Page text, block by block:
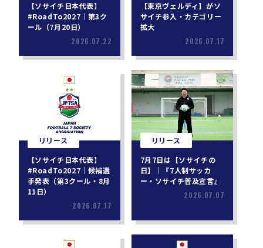
【ソサイチ日本代表】
#RoadTo2027｜第3ク
ール（7月20日）
2026.07.22
【東京ヴェルディ】がソ
サイチ参入・カテゴリー
拡大
2026.07.17
リリース
【ソサイチ日本代表】
#RoadTo2027｜候補選
手発表（第3クール・8月
11日）
2026.07.17
リリース
7月7日は【ソサイチの
日】｜『7人制サッカ
ー・ソサイチ普及宣言』
2026.07.07